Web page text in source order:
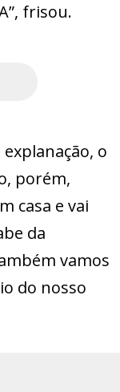
frisou.
o
porém,
casa e vai
da
vamos
do nosso